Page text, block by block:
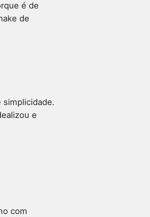
é de
de
simplicidade.
e
com